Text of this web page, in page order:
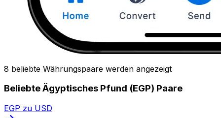
8 beliebte Währungspaare werden angezeigt
Beliebte Ägyptisches Pfund (EGP) Paare
EGP zu USD